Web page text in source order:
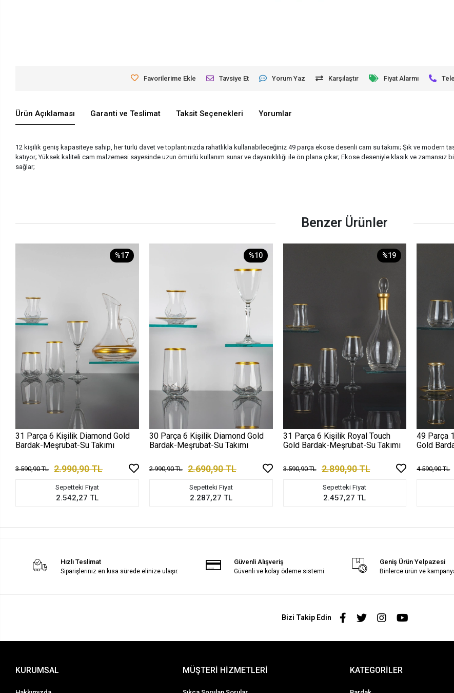
Favorilerime Ekle Tavsiye Et Yorum Yaz Karşılaştır Fiyat Alarmı
Ürün Açıklaması Garanti ve Teslimat Taksit Seçenekleri Yorumlar
12 kişilik geniş kapasiteye sahip, her türlü davet ve toplantınızda rahatlıkla kullanabileceğiniz 49 parça ekose desenli cam su takımı; Şık ve modern
katıyor; Yüksek kaliteli cam malzemesi sayesinde uzun ömürlü kullanım sunar ve dayanıklılığı ile ön plana çıkar; Ekose deseniyle klasik ve
sağlar;
Benzer Ürünler
%17
31 Parça 6 Kişilik Diamond Gold
Bardak-Meşrubat-Su Takımı
3.590,90 TL 2.990,90 TL
Sepetteki Fiyat
2.542,27 TL
%10
30 Parça 6 Kişilik Diamond Gold
Bardak-Meşrubat-Su Takımı
2.990,90 TL 2.690,90 TL
Sepetteki Fiyat
2.287,27 TL
%19
31 Parça 6 Kişilik Royal Touch
Gold Bardak-Meşrubat-Su Takımı
3.590,90 TL 2.890,90 TL
Sepetteki Fiyat
2.457,27 TL
49 Parça
Gold
4.590,90 TL
Hızlı Teslimat
Siparişleriniz en kısa sürede elinize ulaşır.
Güvenli Alışveriş
Güvenli ve kolay ödeme sistemi
Geniş Ürün Yelpazesi
Binlerce ürün ve
Bizi Takip Edin
KURUMSAL MÜŞTERİ HİZMETLERİ KATEGORİLER